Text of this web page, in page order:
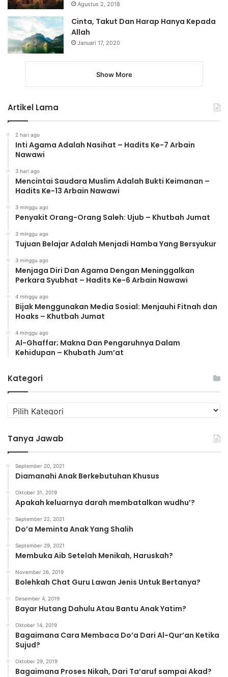
Agustus 2, 2018
Cinta, Takut Dan Harap Hanya Kepada
Allah
Januari 17, 2020
Show More
Artikel Lama
2 hari ago
Inti Agama Adalah Nasihat – Hadits Ke-7 Arbain
Nawawi
3 hari ago
Mencintai Saudara Muslim Adalah Bukti Keimanan –
Hadits Ke-13 Arbain Nawawi
3 minggu ago
Penyakit Orang-Orang Saleh: Ujub – Khutbah Jumat
3 minggu ago
Tujuan Belajar Adalah Menjadi Hamba Yang Bersyukur
3 minggu ago
Menjaga Diri Dan Agama Dengan Meninggalkan
Perkara Syubhat – Hadits Ke-6 Arbain Nawawi
4 minggu ago
Bijak Menggunakan Media Sosial: Menjauhi Fitnah dan
Hoaks – Khutbah Jumat
4 minggu ago
Al-Ghaffar; Makna Dan Pengaruhnya Dalam
Kehidupan – Khubath Jum’at
Kategori
Kategori
Tanya Jawab
September 20, 2021
Diamanahi Anak Berkebutuhan Khusus
Oktober 31, 2019
Apakah keluarnya darah membatalkan wudhu’?
September 22, 2021
Do’a Meminta Anak Yang Shalih
September 29, 2021
Membuka Aib Setelah Menikah, Haruskah?
November 26, 2019
Bolehkah Chat Guru Lawan Jenis Untuk Bertanya?
Desember 4, 2019
Bayar Hutang Dahulu Atau Bantu Anak Yatim?
Oktober 14, 2019
Bagaimana Cara Membaca Do’a Dari Al-Qur’an Ketika
Sujud?
Oktober 29, 2019
Bagaimana Proses Nikah, Dari Ta’aruf sampai Akad?